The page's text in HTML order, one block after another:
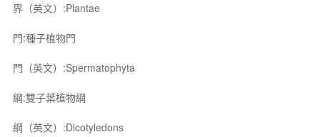
界（英文）:Plantae
門:種子植物門
門（英文）:Spermatophyta
綱:雙子葉植物綱
綱（英文）:Dicotyledons